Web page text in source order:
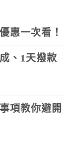
惠一次看！
、1天撥款
項教你避開